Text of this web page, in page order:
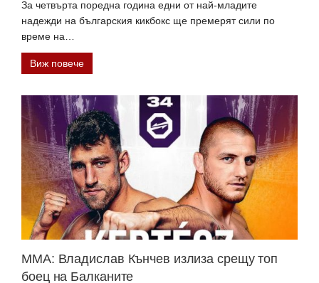
За четвърта поредна година едни от най-младите
надежди на българския кикбокс ще премерят сили по
време на…
Виж повече
ММА: Владислав Кънчев излиза срещу топ
боец на Балканите